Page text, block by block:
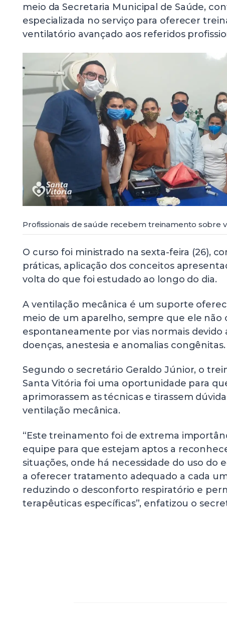
meio da Secretaria Municipal de Saúde,
especializada no serviço para oferecer
ventilatório avançado aos referidos
Profissionais de saúde recebem treinamento sobre
O curso foi ministrado na sexta-feira (26),
práticas, aplicação dos conceitos
volta do que foi estudado ao longo do dia.
A ventilação mecânica é um suporte
meio de um aparelho, sempre que ele não
espontaneamente por vias normais devido
doenças, anestesia e anomalias congênitas.
Segundo o secretário Geraldo Júnior, o
Santa Vitória foi uma oportunidade para
aprimorassem as técnicas e tirassem
ventilação mecânica.
“Este treinamento foi de extrema
equipe para que estejam aptos a
situações, onde há necessidade do uso do
a oferecer tratamento adequado a cada
reduzindo o desconforto respiratório e
terapêuticas específicas”, enfatizou o